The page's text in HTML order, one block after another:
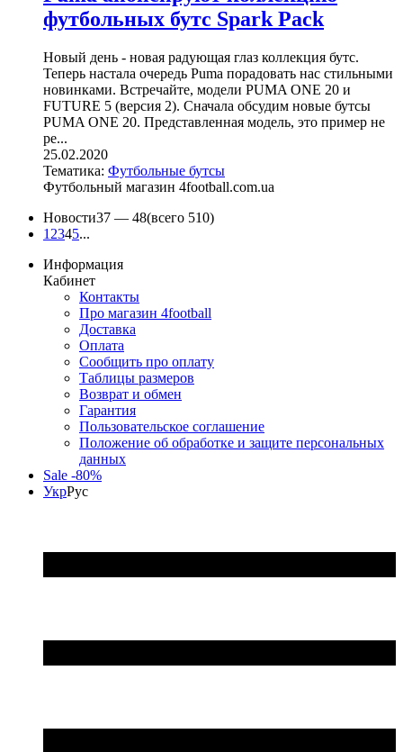
футбольных бутс Spark Pack
Новый день - новая радующая глаз коллекция бутс.
Теперь настала очередь Puma порадовать нас стильными
новинками. Встречайте, модели PUMA ONE 20 и
FUTURE 5 (версия 2). Сначала обсудим новые бутсы
PUMA ONE 20. Представленная модель, это пример не
ре...
25.02.2020
Тематика: Футбольные бутсы
Футбольный магазин 4football.com.ua
Новости37 — 48(всего 510)
1 2345...
Информация
Кабинет
Контакты
Про магазин 4football
Доставка
Оплата
Сообщить про оплату
Таблицы размеров
Возврат и обмен
Гарантия
Пользовательское соглашение
Положение об обработке и защите персональных
данных
Sale -80%
УкрРус